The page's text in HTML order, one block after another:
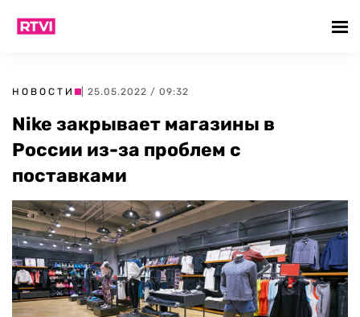
НОВОСТИ | 25.05.2022 / 09:32
Nike закрывает магазины в
России из-за проблем с
поставками